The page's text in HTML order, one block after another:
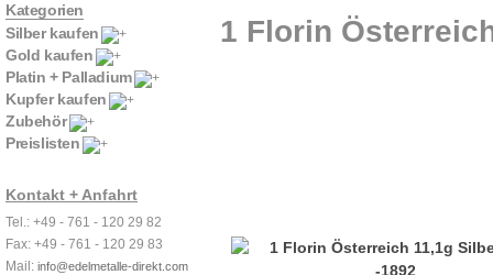
Kategorien
Silber kaufen
Gold kaufen
Platin + Palladium
Kupfer kaufen
Zubehör
Preislisten
Kontakt + Anfahrt
Tel.: +49 - 761 - 120 29 82
Fax: +49 - 761 - 120 29 83
Mail: info@edelmetalle-direkt.com
1 Florin